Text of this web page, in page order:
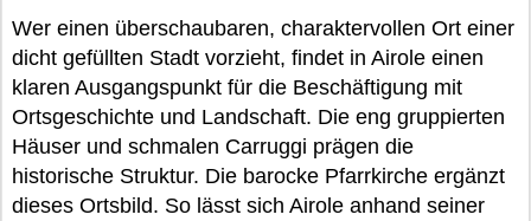
Wer einen überschaubaren, charaktervollen Ort einer
dicht gefüllten Stadt vorzieht, findet in Airole einen
klaren Ausgangspunkt für die Beschäftigung mit
Ortsgeschichte und Landschaft. Die eng gruppierten
Häuser und schmalen Carruggi prägen die
historische Struktur. Die barocke Pfarrkirche ergänzt
dieses Ortsbild. So lässt sich Airole anhand seiner